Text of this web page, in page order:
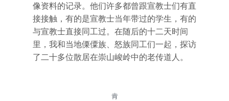
像资料的记录。他们许多都曾跟宣教士们有直
接接触，有的是宣教士当年带过的学生，有的
与宣教士直接同工过。在随后的十二天时间
里，我和当地傈僳族、怒族同工们一起，探访
了二十多位散居在崇山峻岭中的老传道人。
肯